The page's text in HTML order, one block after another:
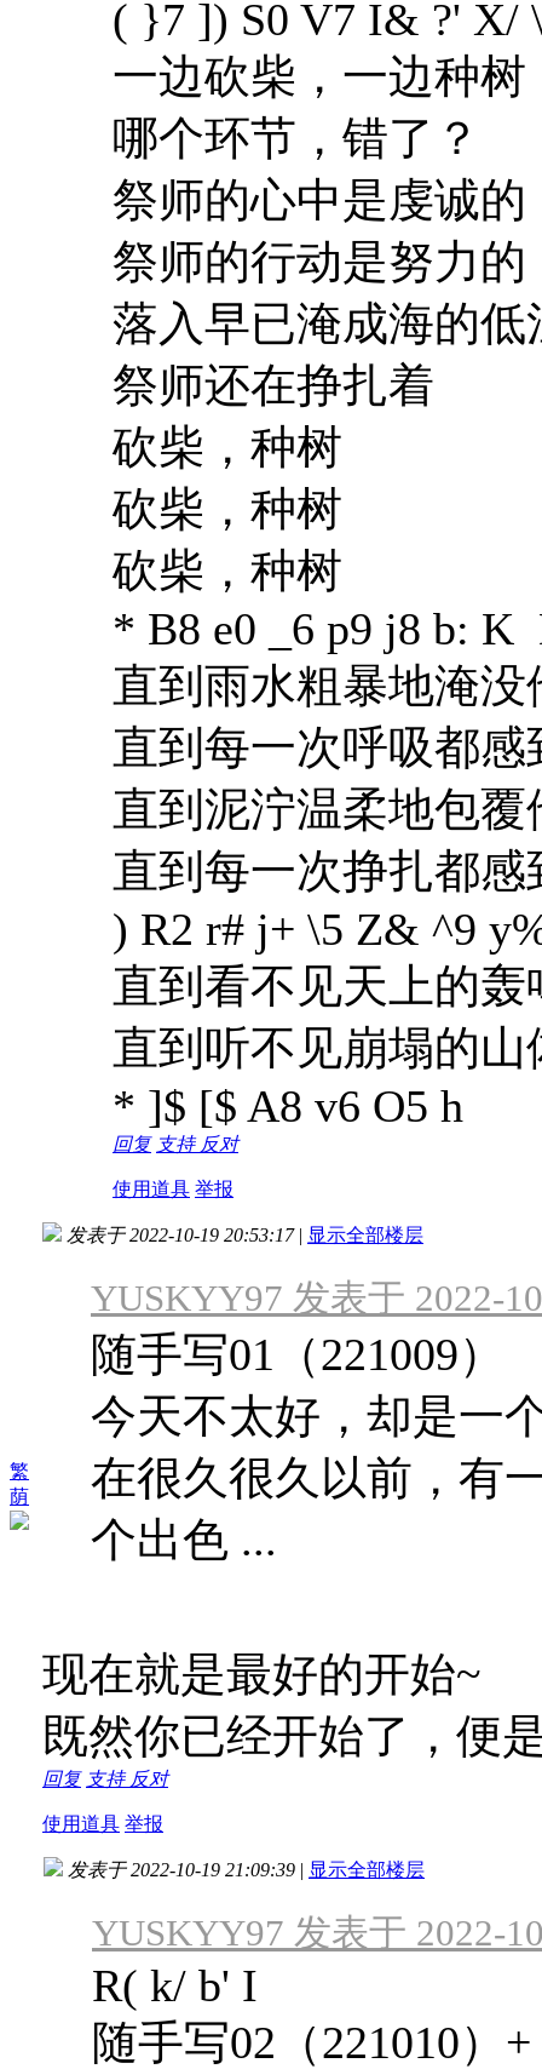
( }7 ]) S0 V7 I& ?' X/
一边砍柴，一边种树
哪个环节，错了？
祭师的心中是虔诚的
祭师的行动是努力的
落入早已淹成海的低
祭师还在挣扎着
砍柴，种树
砍柴，种树
砍柴，种树
* B8 e0 _6 p9 j8 b: K
直到雨水粗暴地淹没
直到每一次呼吸都感
直到泥泞温柔地包覆
直到每一次挣扎都感
) R2 r# j+ \5 Z& ^9
直到看不见天上的轰
直到听不见崩塌的山
* ]$ [$ A8 v6 O5 h
回复 支持 反对
使用道具 举报
繁
荫
发表于 2022-10-19 20:53:17 | 显示全部楼层
YUSKYY97 发表于 2022-
随手写01（221009）
今天不太好，却是一
在很久很久以前，有
个出色 ...
现在就是最好的开始~
既然你已经开始了，便
回复 支持 反对
使用道具 举报
发表于 2022-10-19 21:09:39 | 显示全部楼层
YUSKYY97 发表于 2022-
R( k/ b' I
随手写02（221010） +